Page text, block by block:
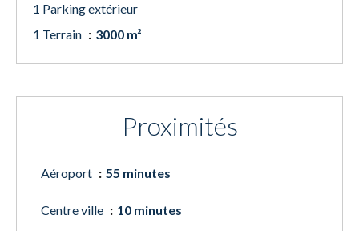
1 Parking extérieur
1 Terrain
3000 m²
Proximités
Aéroport 55 minutes
Centre ville 10 minutes